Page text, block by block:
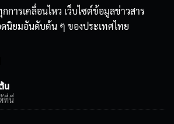
การเคลื่อนไหว เว็บไซต์ข้อมูลข่าวสาร
ดนิยมอันดับต้น ๆ ของประเทศไทย
น
ที่นี่